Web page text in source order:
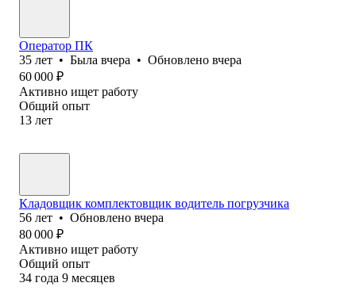
Оператор ПК
35 лет • Была вчера • Обновлено вчера
60 000 ₽
Активно ищет работу
Общий опыт
13 лет
Кладовщик комплектовщик водитель погрузчика
56 лет • Обновлено вчера
80 000 ₽
Активно ищет работу
Общий опыт
34 года 9 месяцев